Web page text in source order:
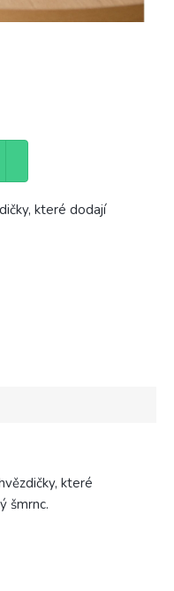
které dodají
které
šmrnc.